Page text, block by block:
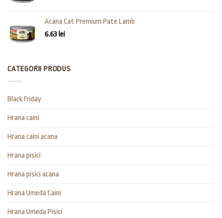
Acana Cat Premium Pate Lamb
6.63lei
CATEGORII PRODUS
Black Friday
Hrana caini
Hrana caini acana
Hrana pisici
Hrana pisici acana
Hrana Umeda Caini
Hrana Umeda Pisici